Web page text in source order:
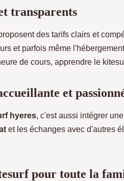
transparents
des tarifs clairs et
et parfois même
de cours, apprendre le
et
hyeres, c'est aussi intégrer
et les échanges avec d'autres
pour toute la